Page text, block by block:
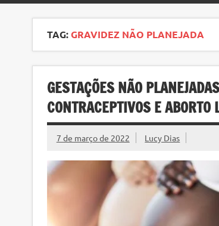
TAG:GRAVIDEZ NÃO PLANEJADA
GESTAÇÕES NÃO
CONTRACEPTIVOS E
7 de março de 2022 Lucy Dias